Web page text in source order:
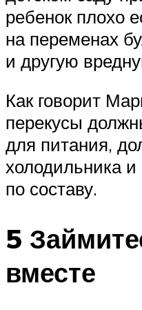
ребенок плохо
на переменах
и другую
Как говорит
перекусы
для питания,
холодильника
по составу.
5
вместе